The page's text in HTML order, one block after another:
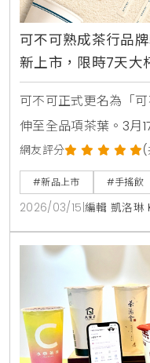
可不可熟成茶行品
新上市，限時7天大
可不可正式更名為「
伸至全品項茶葉。3月
用香水拼配工藝打造5
第2杯6折優惠，邀您
網友評分 (
#新品上市 #手搖飲
2026/03/15 編輯 凱洛琳